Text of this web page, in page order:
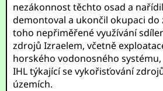
nezákonnost těchto osad a
demontoval a ukončil okupaci do
toho nepřiměřené využívání
zdrojů Izraelem, včetně
horského vodonosného
IHL týkající se vykořisťování
územích.